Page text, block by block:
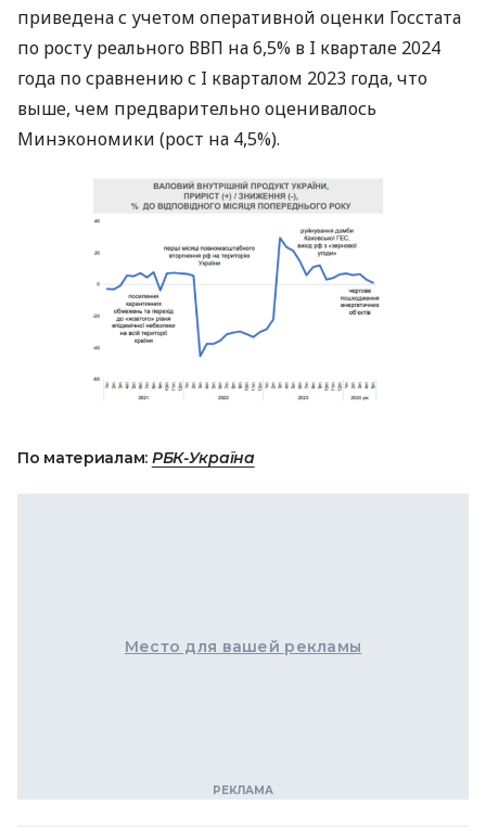
приведена с учетом оперативной оценки Госстата
по росту реального ВВП на 6,5% в I квартале 2024
года по сравнению с I кварталом 2023 года, что
выше, чем предварительно оценивалось
Минэкономики (рост на 4,5%).
По материалам: РБК-Україна
Место для вашей рекламы